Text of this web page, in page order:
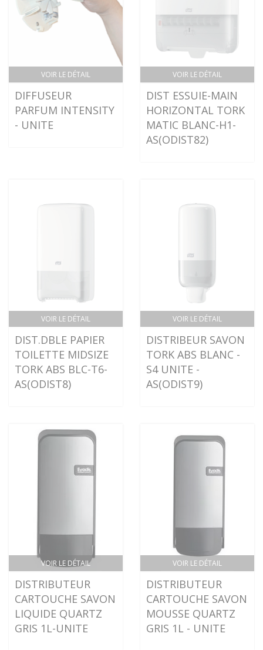
VOIR LE DÉTAIL
DIFFUSEUR
PARFUM INTENSITY
- UNITE
VOIR LE DÉTAIL
DIST ESSUIE-MAIN
HORIZONTAL TORK
MATIC BLANC-H1-
AS(ODIST82)
VOIR LE DÉTAIL
DIST.DBLE PAPIER
TOILETTE MIDSIZE
TORK ABS BLC-T6-
AS(ODIST8)
VOIR LE DÉTAIL
DISTRIBEUR SAVON
TORK ABS BLANC -
S4 UNITE -
AS(ODIST9)
VOIR LE DÉTAIL
DISTRIBUTEUR
CARTOUCHE SAVON
LIQUIDE QUARTZ
GRIS 1L-UNITE
VOIR LE DÉTAIL
DISTRIBUTEUR
CARTOUCHE SAVON
MOUSSE QUARTZ
GRIS 1L - UNITE